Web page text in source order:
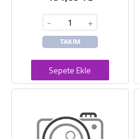
- +
TAKIM
Sepete Ekle